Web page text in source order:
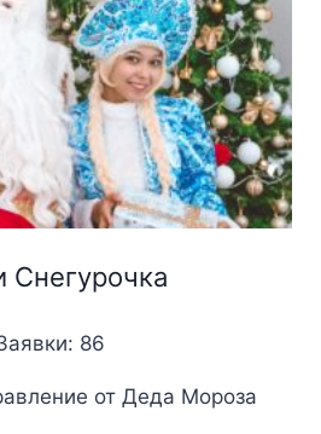
86
от Деда Мороза